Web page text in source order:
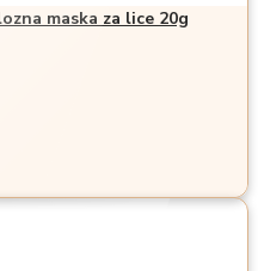
maska za lice 20g